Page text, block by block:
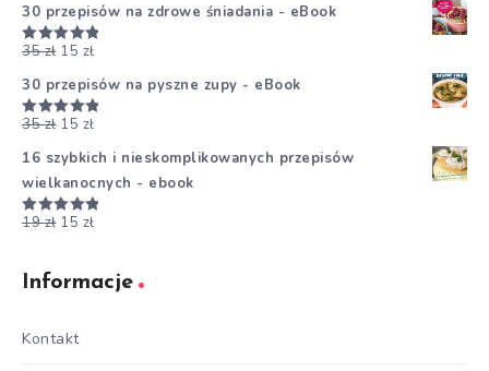
30 przepisów na zdrowe śniadania - eBook
Oceniono
35zł 15 zł
30 przepisów na pyszne zupy - eBook
Oceniono
35zł 15 zł
16 szybkich i nieskomplikowanych przepisów
wielkanocnych - ebook
Oceniono
19zł 15 zł
Informacje
Kontakt